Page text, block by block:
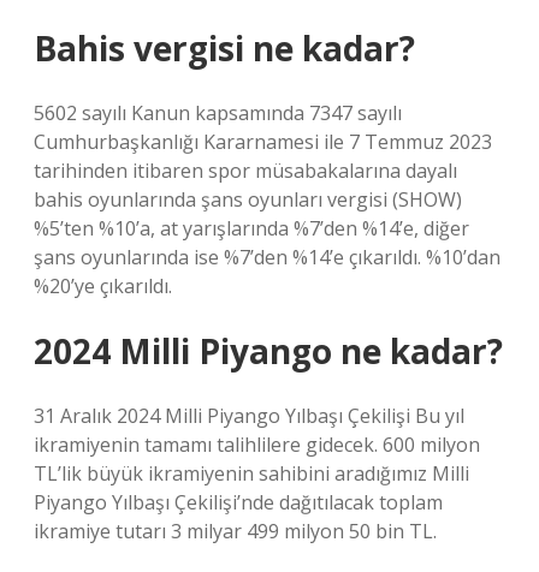
Bahis vergisi ne kadar?
5602 sayılı Kanun kapsamında 7347 sayılı
Cumhurbaşkanlığı Kararnamesi ile 7 Temmuz 2023
tarihinden itibaren spor müsabakalarına dayalı
bahis oyunlarında şans oyunları vergisi (SHOW)
%5’ten %10’a, at yarışlarında %7’den %14’e, diğer
şans oyunlarında ise %7’den %14’e çıkarıldı. %10’dan
%20’ye çıkarıldı.
2024 Milli Piyango ne kadar?
31 Aralık 2024 Milli Piyango Yılbaşı Çekilişi Bu yıl
ikramiyenin tamamı talihlilere gidecek. 600 milyon
TL’lik büyük ikramiyenin sahibini aradığımız Milli
Piyango Yılbaşı Çekilişi’nde dağıtılacak toplam
ikramiye tutarı 3 milyar 499 milyon 50 bin TL.